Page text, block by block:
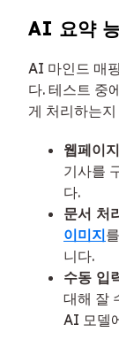
AI 요약
AI 마인드 매
다. 테스트 중
게 처리하는
웹페이
기사를
다.
문서 처
이미지
니다.
수동 입
대해 잘
AI 모델